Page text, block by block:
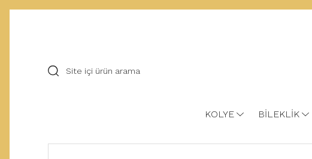
KOLYE BİLEKLİK